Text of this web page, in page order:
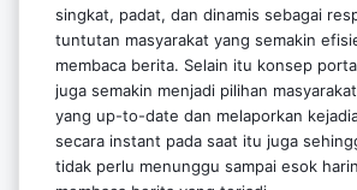
singkat, padat, dan dinamis sebagai
tuntutan masyarakat yang semakin
membaca berita. Selain itu konsep
juga semakin menjadi pilihan
yang up-to-date dan melaporkan
secara instant pada saat itu juga
tidak perlu menunggu sampai esok